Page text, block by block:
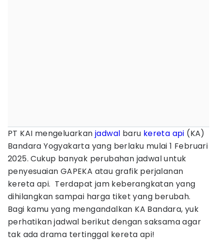
PT KAI mengeluarkan jadwal baru kereta api (KA)
Bandara Yogyakarta yang berlaku mulai 1 Februari
2025. Cukup banyak perubahan jadwal untuk
penyesuaian GAPEKA atau grafik perjalanan
kereta api. Terdapat jam keberangkatan yang
dihilangkan sampai harga tiket yang berubah.
Bagi kamu yang mengandalkan KA Bandara, yuk
perhatikan jadwal berikut dengan saksama agar
tak ada drama tertinggal kereta api!